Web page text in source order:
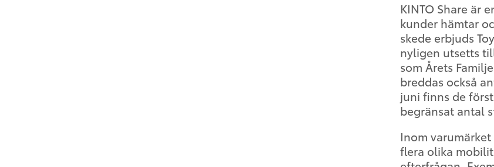
KINTO Share är
kunder hämtar
skede erbjuds
nyligen utsetts
som Årets
breddas också
juni finns de
begränsat antal
Inom
flera olika